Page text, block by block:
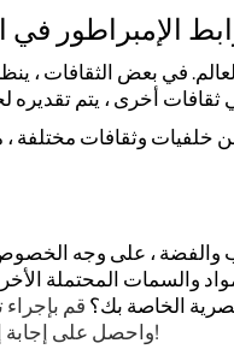
الإمبراطور في
في بعض الثقافات ،
، على وجه الخصوص
والسمات المحتملة
الخاصة بك؟ قم بإجراء
واحصل على إجابة إرشادية في دقيقة واحدة!